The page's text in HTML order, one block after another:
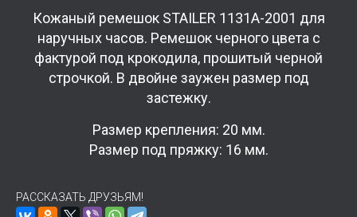
Кожаный ремешок STAILER 1131A-2001 для
наручных часов. Ремешок черного цвета с
фактурой под крокодила, прошитый черной
строчкой. В двойне заужен размер под
застежку.
Размер крепления: 20 мм.
Размер под пряжку: 16 мм.
РАССКАЗАТЬ ДРУЗЬЯМ!